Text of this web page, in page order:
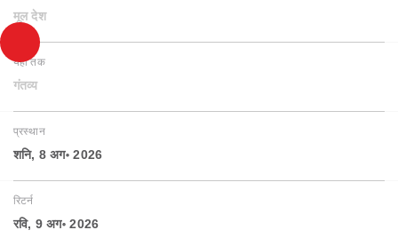
मूल देश
यहाँ तक
गंतव्य
प्रस्थान
शनि, 8 अग॰ 2026
रिटर्न
रवि, 9 अग॰ 2026